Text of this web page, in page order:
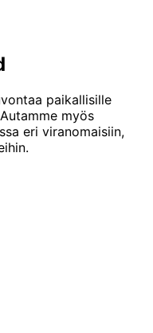
paikallisille
myös
eri viranomaisiin,